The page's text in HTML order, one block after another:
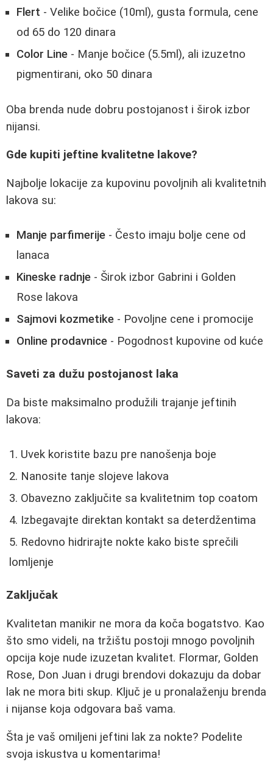
Flert - Velike bočice (10ml), gusta formula, cene
od 65 do 120 dinara
Color Line - Manje bočice (5.5ml), ali izuzetno
pigmentirani, oko 50 dinara
Oba brenda nude dobru postojanost i širok izbor
nijansi.
Gde kupiti jeftine kvalitetne lakove?
Najbolje lokacije za kupovinu povoljnih ali kvalitetnih
lakova su:
Manje parfimerije - Često imaju bolje cene od
lanaca
Kineske radnje - Širok izbor Gabrini i Golden
Rose lakova
Sajmovi kozmetike - Povoljne cene i promocije
Online prodavnice - Pogodnost kupovine od kuće
Saveti za dužu postojanost laka
Da biste maksimalno produžili trajanje jeftinih
lakova:
Uvek koristite bazu pre nanošenja boje
Nanosite tanje slojeve lakova
Obavezno zaključite sa kvalitetnim top coatom
Izbegavajte direktan kontakt sa deterdžentima
Redovno hidrirajte nokte kako biste sprečili
lomljenje
Zaključak
Kvalitetan manikir ne mora da koča bogatstvo. Kao
što smo videli, na tržištu postoji mnogo povoljnih
opcija koje nude izuzetan kvalitet. Flormar, Golden
Rose, Don Juan i drugi brendovi dokazuju da dobar
lak ne mora biti skup. Ključ je u pronalaženju brenda
i nijanse koja odgovara baš vama.
Šta je vaš omiljeni jeftini lak za nokte? Podelite
svoja iskustva u komentarima!